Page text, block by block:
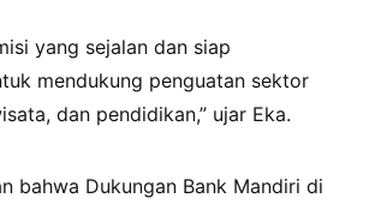
yang sejalan dan siap
mendukung penguatan sektor
dan pendidikan,” ujar Eka.
bahwa Dukungan Bank Mandiri di